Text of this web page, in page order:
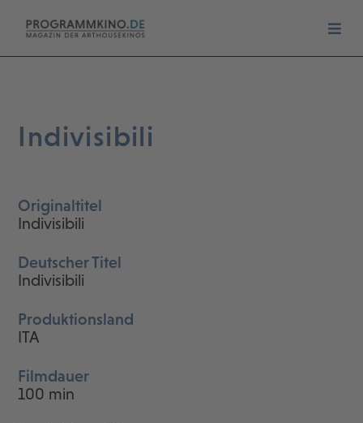
Indivisibili
Originaltitel
Indivisibili
Deutscher Titel
Indivisibili
Produktionsland
ITA
Filmdauer
100 min